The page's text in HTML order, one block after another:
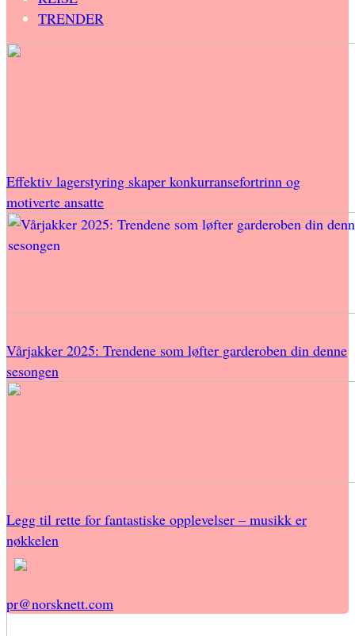
TRENDER
Effektiv lagerstyring skaper konkurransefortrinn og
motiverte ansatte
Vårjakker 2025: Trendene som løfter garderoben din denne
sesongen
Legg til rette for fantastiske opplevelser – musikk er
nøkkelen
pr@norsknett.com